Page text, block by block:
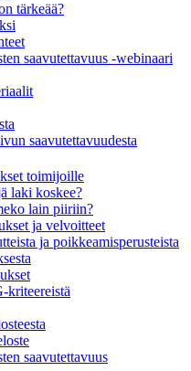
tärkeää?
saavutettavuus -webinaari
saavutettavuudesta
toimijoille
laki koskee?
lain piiriin?
ja velvoitteet
ja poikkeamisperusteista
kriteereistä
saavutettavuus